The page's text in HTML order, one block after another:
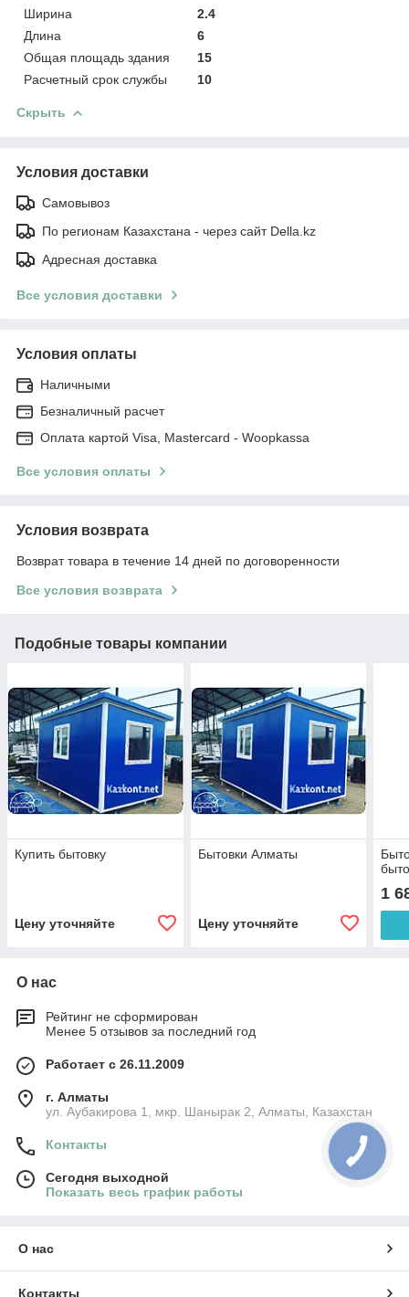
Ширина
2.4
Длина
6
Общая площадь здания
15
Расчетный срок службы
10
Скрыть
Условия доставки
Самовывоз
По регионам Казахстана - через сайт Della.kz
Адресная доставка
Все условия доставки
Условия оплаты
Наличными
Безналичный расчет
Оплата картой Visa, Mastercard - Woopkassa
Все условия оплаты
Условия возврата
Возврат товара в течение 14 дней по договоренности
Все условия возврата
Подобные товары компании
Купить бытовку
Цену уточняйте
Бытовки Алматы
Цену уточняйте
1
О нас
Рейтинг не сформирован
Менее 5 отзывов за последний год
Работает с 26.11.2009
г. Алматы
ул. Аубакирова 1, мкр. Шанырак 2, Алматы, Казахстан
Контакты
Сегодня выходной
Показать весь график работы
О нас
Контакты